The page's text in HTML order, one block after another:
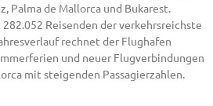
Palma de Mallorca und Bukarest.
Reisenden der verkehrsreichste
rechnet der Flughafen
und neuer Flugverbindungen
mit steigenden Passagierzahlen.